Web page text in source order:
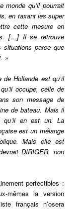
monde qu’il pourrait
en taxant les super
cette mesure en
[…] Il se retrouve
parce que
»
Hollande est qu’il
occupe, celle de
son message de
de bateau. Mais il
qu’il en est un. La
est un mélange
Mais elle est
DIRIGER, non
perfectibles :
mêmes la version
français n’osera